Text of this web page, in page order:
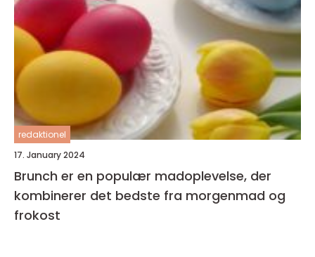
redaktionel
17. January 2024
Brunch er en populær madoplevelse, der
kombinerer det bedste fra morgenmad og
frokost